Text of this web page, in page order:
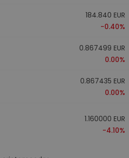
184.840 EUR
-0.40%
0.867499 EUR
0.00%
0.867435 EUR
0.00%
1.160000 EUR
-4.10%